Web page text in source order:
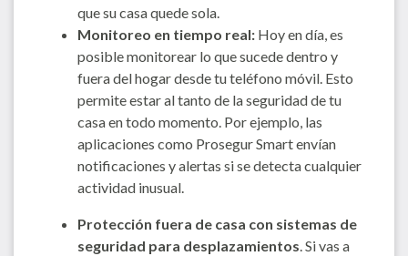
que su casa quede sola.
Monitoreo en tiempo real: Hoy en día, es
posible monitorear lo que sucede dentro y
fuera del hogar desde tu teléfono móvil. Esto
permite estar al tanto de la seguridad de tu
casa en todo momento. Por ejemplo, las
aplicaciones como Prosegur Smart envían
notificaciones y alertas si se detecta cualquier
actividad inusual.
Protección fuera de casa con sistemas de
seguridad para desplazamientos. Si vas a